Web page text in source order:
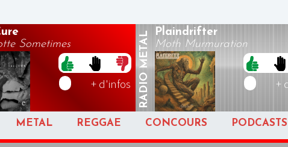
Sometimes
+ d'infos RADIO
METAL Plaindrifter
Moth Murmuration
+
METAL REGGAE CONCOURS PODCASTS